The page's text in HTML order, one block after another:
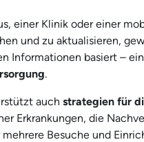
einer Klinik oder einer
und zu aktualisieren,
Informationen basiert –
.
auch strategien für
Erkrankungen, die
Besuche und